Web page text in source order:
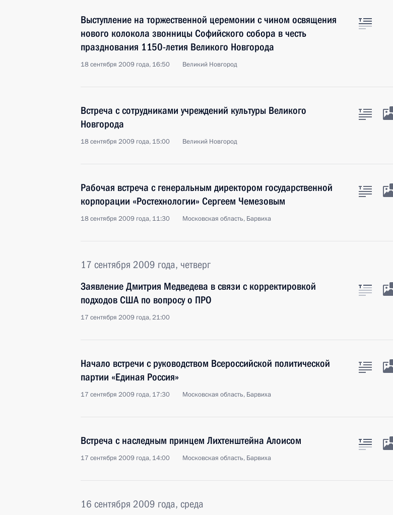
Выступление на торжественной церемонии с чином освящения
нового колокола звонницы Софийского собора в честь
празднования 1150-летия Великого Новгорода
18 сентября 2009 года, 16:50 Великий Новгород
Встреча с сотрудниками учреждений культуры Великого
Новгорода
18 сентября 2009 года, 15:00 Великий Новгород
Рабочая встреча с генеральным директором государственной
корпорации «Ростехнологии» Сергеем Чемезовым
18 сентября 2009 года, 11:30 Московская область, Барвиха
17 сентября 2009 года, четверг
Заявление Дмитрия Медведева в связи с корректировкой
подходов США по вопросу о ПРО
17 сентября 2009 года, 21:00
Начало встречи с руководством Всероссийской политической
партии «Единая Россия»
17 сентября 2009 года, 17:30 Московская область, Барвиха
Встреча с наследным принцем Лихтенштейна Алоисом
17 сентября 2009 года, 14:00 Московская область, Барвиха
16 сентября 2009 года, среда